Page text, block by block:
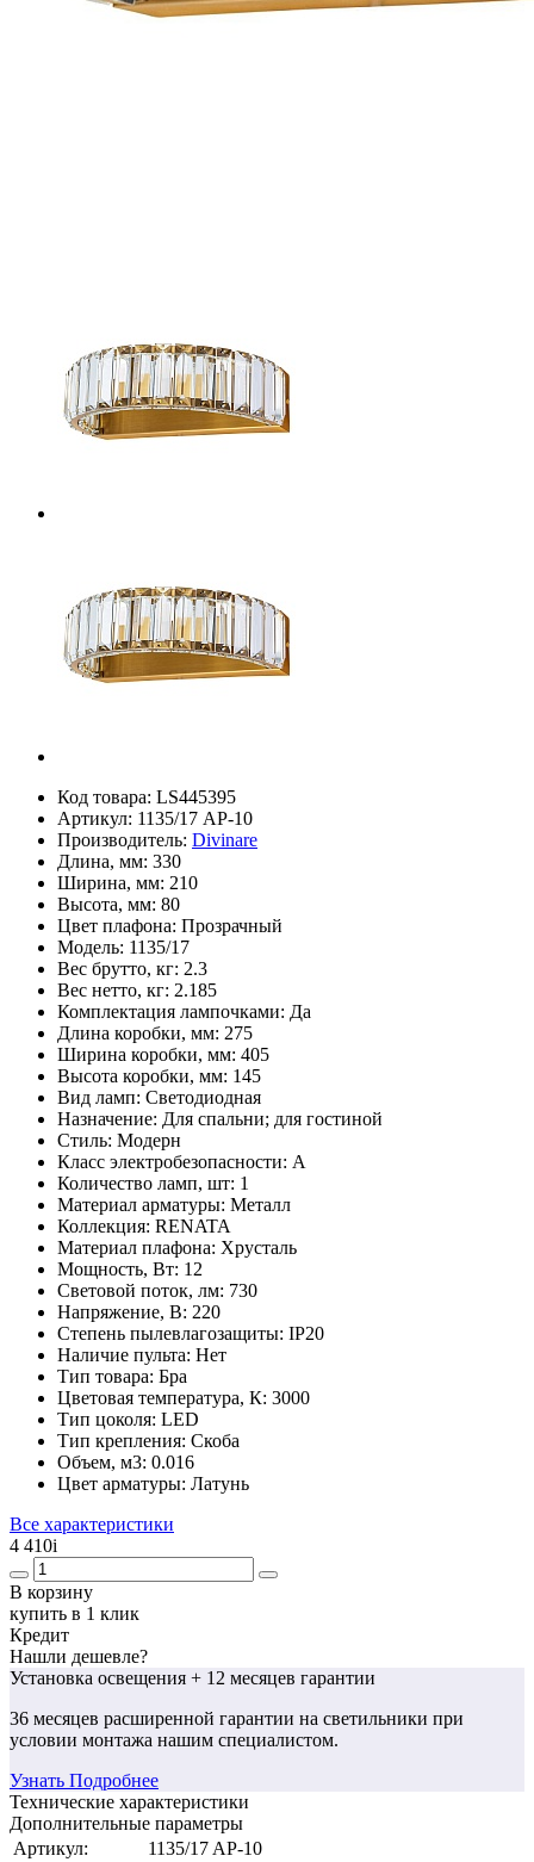
Код товара: LS445395
Артикул: 1135/17 AP-10
Производитель: Divinare
Длина, мм: 330
Ширина, мм: 210
Высота, мм: 80
Цвет плафона: Прозрачный
Модель: 1135/17
Вес брутто, кг: 2.3
Вес нетто, кг: 2.185
Комплектация лампочками: Да
Длина коробки, мм: 275
Ширина коробки, мм: 405
Высота коробки, мм: 145
Вид ламп: Светодиодная
Назначение: Для спальни; для гостиной
Стиль: Модерн
Класс электробезопасности: A
Количество ламп, шт: 1
Материал арматуры: Металл
Коллекция: RENATA
Материал плафона: Хрусталь
Мощность, Вт: 12
Световой поток, лм: 730
Напряжение, В: 220
Степень пылевлагозащиты: IP20
Наличие пульта: Нет
Тип товара: Бра
Цветовая температура, К: 3000
Тип цоколя: LED
Тип крепления: Скоба
Объем, м3: 0.016
Цвет арматуры: Латунь
Все характеристики
4 410i
В корзину
купить в 1 клик
Кредит
Нашли дешевле?
Установка освещения + 12 месяцев гарантии
36 месяцев расширенной гарантии на светильники при
условии монтажа нашим специалистом.
Узнать Подробнее
Технические характеристики
Дополнительные параметры
Артикул:
1135/17 AP-10